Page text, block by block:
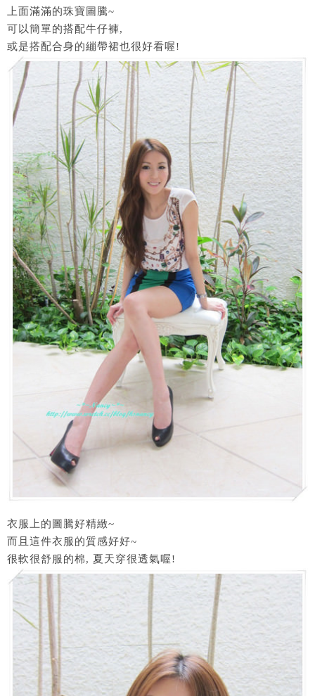
上面滿滿的珠寶圖騰~
可以簡單的搭配牛仔褲,
或是搭配合身的繃帶裙也很好看喔!
衣服上的圖騰好精緻~
而且這件衣服的質感好好~
很軟很舒服的棉, 夏天穿很透氣喔!